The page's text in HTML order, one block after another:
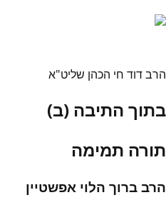
הרב דוד חי הכהן שליט"א
בתוך התיבה (ב)
תורה תמימה
הרב ברוך הלוי אפשטיין